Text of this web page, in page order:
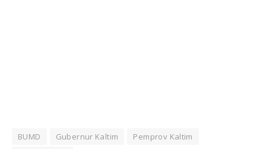
BUMD Gubernur Kaltim
Pemprov Kaltim